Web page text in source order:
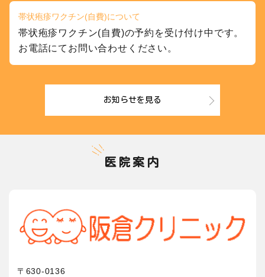
帯状疱疹ワクチン(自費)について
帯状疱疹ワクチン(自費)の予約を受け付け中です。
お電話にてお問い合わせください。
お知らせを見る
医院案内
〒630-0136